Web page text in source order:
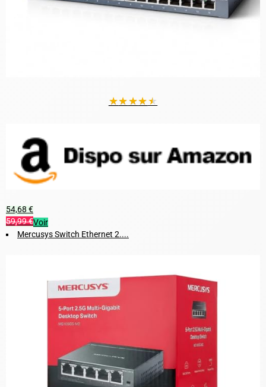
★★★★★
54,68 €
59,99 €Voir
Mercusys Switch Ethernet 2....